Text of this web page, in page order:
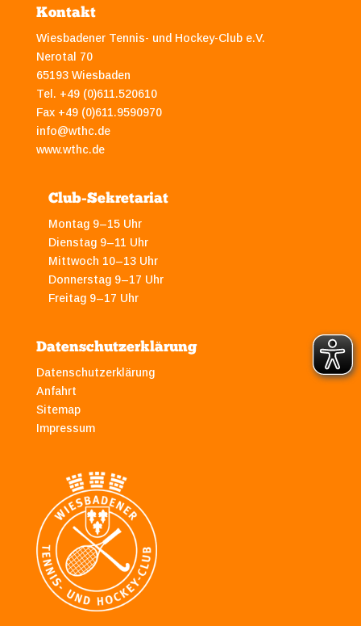
Kontakt
Wiesbadener Tennis- und Hockey-Club e.V.
Nerotal 70
65193 Wiesbaden
Tel. +49 (0)611.520610
Fax +49 (0)611.9590970
info@wthc.de
www.wthc.de
Club-Sekretariat
Montag 9–15 Uhr
Dienstag 9–11 Uhr
Mittwoch 10–13 Uhr
Donnerstag 9–17 Uhr
Freitag 9–17 Uhr
Datenschutzerklärung
Datenschutzerklärung
Anfahrt
Sitemap
Impressum